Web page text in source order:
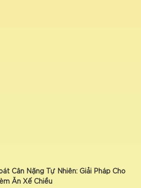
Cân Nặng Tự Nhiên: Giải Pháp Cho
Ăn Xế Chiều